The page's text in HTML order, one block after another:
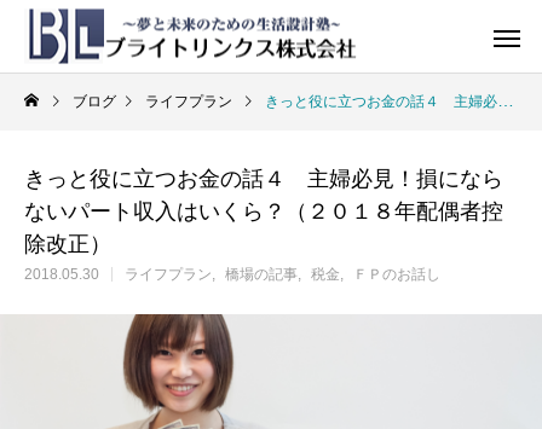
ブログ ライフプラン きっと役に立つお金の話４ 主婦必見！損にならないパート収入はいくら？（２０１８年配偶者控除改正）
きっと役に立つお金の話４ 主婦必見！損になら
ないパート収入はいくら？（２０１８年配偶者控
除改正）
2018.05.30 ライフプラン 橋場の記事 税金 ＦＰのお話し